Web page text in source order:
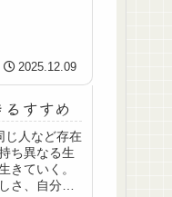
2025.12.09
すすめ
じ人など存在
ち異なる生
きていく。
さ、自分の